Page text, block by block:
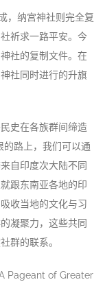
，纳宫神社则完全复
祈求一路平安。今
社的复制文件。在
社同时进行的升旗
史在各族群间缔造
的路上，我们可以通
自印度次大陆不同
跟东南亚各地的印
收当地的文化与习
凝聚力，这些共同
群的联系。
Pageant of Greater